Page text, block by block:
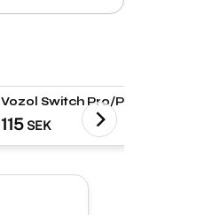
Vozol Switch Pro/Pico Pod|
Strawberry Raspberry
Cherry
115SEK